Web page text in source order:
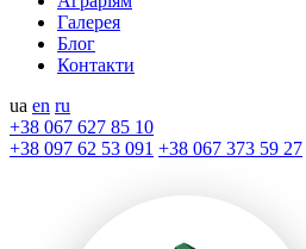
Галерея
Блог
Контакти
ua en ru
+38 067 627 85 10
+38 097 62 53 091 +38 067 373 59 27